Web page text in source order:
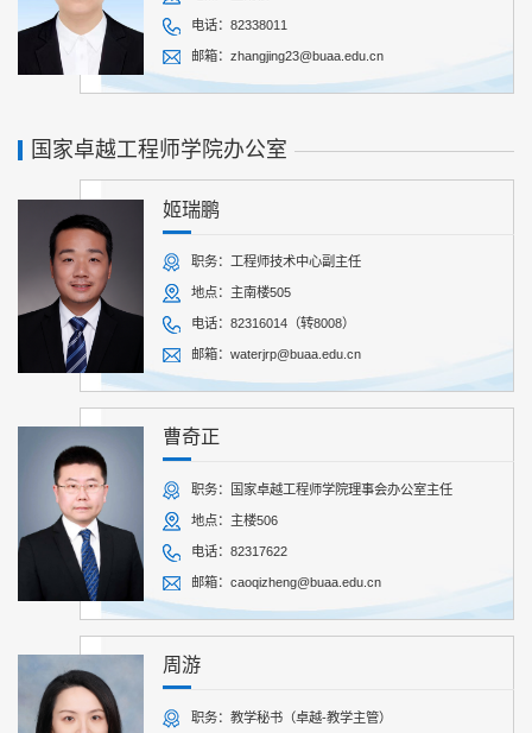
电话：82338011
邮箱：zhangjing23@buaa.edu.cn
国家卓越工程师学院办公室
姬瑞鹏
职务：工程师技术中心副主任
地点：主南楼505
电话：82316014（转8008）
邮箱：waterjrp@buaa.edu.cn
曹奇正
职务：国家卓越工程师学院理事会办公室主任
地点：主楼506
电话：82317622
邮箱：caoqizheng@buaa.edu.cn
周游
职务：教学秘书（卓越-教学主管）